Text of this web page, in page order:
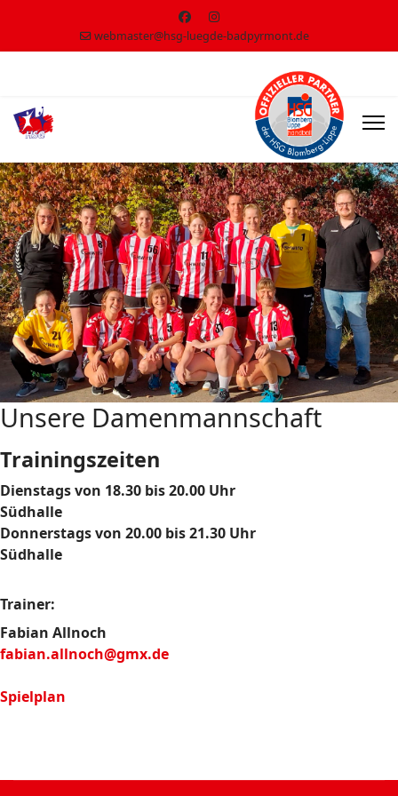
webmaster@hsg-luegde-badpyrmont.de
Unsere Damenmannschaft
Trainingszeiten
Dienstags von 18.30 bis 20.00 Uhr
Südhalle
Donnerstags von 20.00 bis 21.30 Uhr
Südhalle
Trainer:
Fabian Allnoch
fabian.allnoch@gmx.de
Spielplan